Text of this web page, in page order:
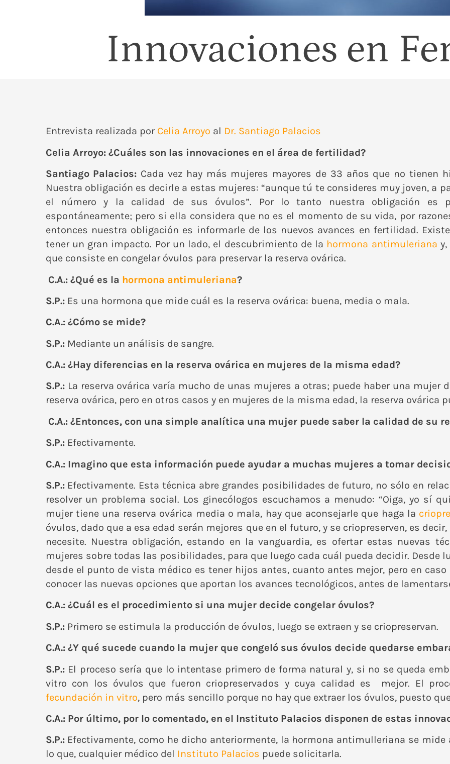
Innovaciones en
Entrevista realizada por Celia Arroyo al Dr. Santiago Palacios
Celia Arroyo: ¿Cuáles son las innovaciones en el área de fertilidad?
Santiago Palacios: Cada vez hay más mujeres mayores de 33 años que no tienen
Nuestra obligación es decirle a estas mujeres: “aunque tú te consideres muy joven, a
el número y la calidad de sus óvulos”. Por lo tanto nuestra obligación es
espontáneamente; pero si ella considera que no es el momento de su vida, por
entonces nuestra obligación es informarle de los nuevos avances en fertilidad.
tener un gran impacto. Por un lado, el descubrimiento de la hormona antimuleriana
que consiste en congelar óvulos para preservar la reserva ovárica.
C.A.: ¿Qué es la hormona antimuleriana?
S.P.:Es una hormona que mide cuál es la reserva ovárica: buena, media o mala.
C.A.: ¿Cómo se mide?
S.P.:Mediante un análisis de sangre.
C.A.: ¿Hay diferencias en la reserva ovárica en mujeres de la misma edad?
S.P.:La reserva ovárica varía mucho de unas mujeres a otras; puede haber una mujer
reserva ovárica, pero en otros casos y en mujeres de la misma edad, la reserva ovárica
C.A.: ¿Entonces, con una simple analítica una mujer puede saber la calidad de su
S.P.:Efectivamente.
C.A.: Imagino que esta información puede ayudar a muchas mujeres a tomar
S.P.:Efectivamente. Esta técnica abre grandes posibilidades de futuro, no sólo en
resolver un problema social. Los ginecólogos escuchamos a menudo: “Oiga, yo sí
mujer tiene una reserva ovárica media o mala, hay que aconsejarle que haga la
óvulos, dado que a esa edad serán mejores que en el futuro, y se criopreserven, es
necesite. Nuestra obligación, estando en la vanguardia, es ofertar estas nuevas
mujeres sobre todas las posibilidades, para que luego cada cuál pueda decidir. Desde
desde el punto de vista médico es tener hijos antes, cuanto antes mejor, pero en
conocer las nuevas opciones que aportan los avances tecnológicos, antes de
C.A.: ¿Cuál es el procedimiento si una mujer decide congelar óvulos?
S.P.:Primero se estimula la producción de óvulos, luego se extraen y se criopreservan.
C.A.: ¿Y qué sucede cuando la mujer que congeló sus óvulos decide quedarse
S.P.:El proceso sería que lo intentase primero de forma natural y, si no se queda
vitro con los óvulos que fueron criopreservados y cuya calidad es mejor. El
fecundación in vitro, pero más sencillo porque no hay que extraer los óvulos, puesto
C.A.: Por último, por lo comentado, en el Instituto Palacios disponen de estas
S.P.: Efectivamente, como he dicho anteriormente, la hormona antimulleriana se
lo que, cualquier médico del Instituto Palacios puede solicitarla.